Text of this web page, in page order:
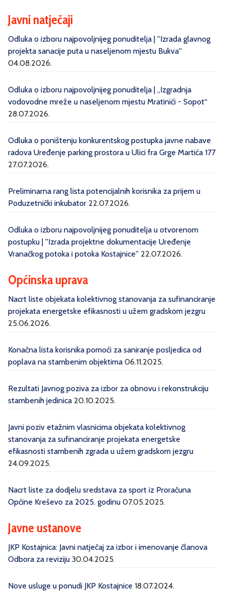
Javni natječaji
Odluka o izboru najpovoljnijeg ponuditelja | ''Izrada glavnog
projekta sanacije puta u naseljenom mjestu Bukva''
04.08.2026.
Odluka o izboru najpovoljnijeg ponuditelja | „Izgradnja
vodovodne mreže u naseljenom mjestu Mratinići - Sopot“
28.07.2026.
Odluka o poništenju konkurentskog postupka javne nabave
radova Uređenje parking prostora u Ulici fra Grge Martića 177
27.07.2026.
Preliminarna rang lista potencijalnih korisnika za prijem u
Poduzetnički inkubator 22.07.2026.
Odluka o izboru najpovoljnijeg ponuditelja u otvorenom
postupku | ''Izrada projektne dokumentacije Uređenje
Vranačkog potoka i potoka Kostajnice'' 22.07.2026.
Općinska uprava
Nacrt liste objekata kolektivnog stanovanja za sufinanciranje
projekata energetske efikasnosti u užem gradskom jezgru
25.06.2026.
Konačna lista korisnika pomoći za saniranje posljedica od
poplava na stambenim objektima 06.11.2025.
Rezultati Javnog poziva za izbor za obnovu i rekonstrukciju
stambenih jedinica 20.10.2025.
Javni poziv etažnim vlasnicima objekata kolektivnog
stanovanja za sufinanciranje projekata energetske
efikasnosti stambenih zgrada u užem gradskom jezgru
24.09.2025.
Nacrt liste za dodjelu sredstava za sport iz Proračuna
Općine Kreševo za 2025. godinu 07.05.2025.
Javne ustanove
JKP Kostajnica: Javni natječaj za izbor i imenovanje članova
Odbora za reviziju 30.04.2025.
Nove usluge u ponudi JKP Kostajnice 18.07.2024.